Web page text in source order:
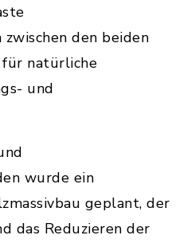
den beiden
natürliche
und
wurde ein
geplant, der
das Reduzieren der